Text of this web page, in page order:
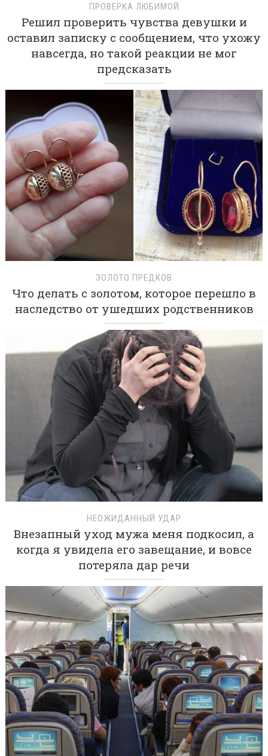
ПРОВЕРКА ЛЮБИМОЙ
Решил проверить чувства девушки и
оставил записку с сообщением, что ухожу
навсегда, но такой реакции не мог
предсказать
ЗОЛОТО ПРЕДКОВ
Что делать с золотом, которое перешло в
наследство от ушедших родственников
НЕОЖИДАННЫЙ УДАР
Внезапный уход мужа меня подкосил, а
когда я увидела его завещание, и вовсе
потеряла дар речи